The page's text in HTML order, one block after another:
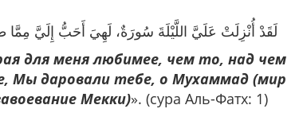
لَقَدْ أُنْزِلَتْ عَلَيَّ اللَّيْلَةَ سُورَةٌ، لَهِيَ أَحَبُّ إِلَيَّ مِمَّا
для меня любимее, чем то, над чем
Мы даровали тебе, о Мухаммад (мир
Мекки)». (сура Аль-Фатх: 1)